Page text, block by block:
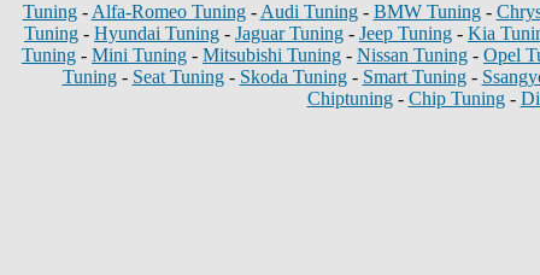
Tuning- Alfa-Romeo Tuning- Audi Tuning- BMW Tuning-
Tuning - Hyundai Tuning - Jaguar Tuning - Jeep Tuning - Kia
Tuning - Mini Tuning - Mitsubishi Tuning - Nissan Tuning - Opel
Tuning- Seat Tuning- Skoda Tuning- Smart Tuning-
Chiptuning- Chip Tuning-